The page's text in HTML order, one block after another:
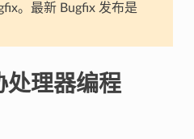
。最新 Bugfix 发布是
处理器编程